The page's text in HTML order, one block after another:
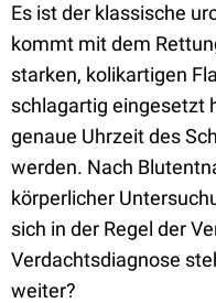
Es ist der klassische
kommt mit dem
starken, kolikartigen
schlagartig eingesetzt
genaue Uhrzeit des
werden. Nach
körperlicher
sich in der Regel der
Verdachtsdiagnose
weiter?